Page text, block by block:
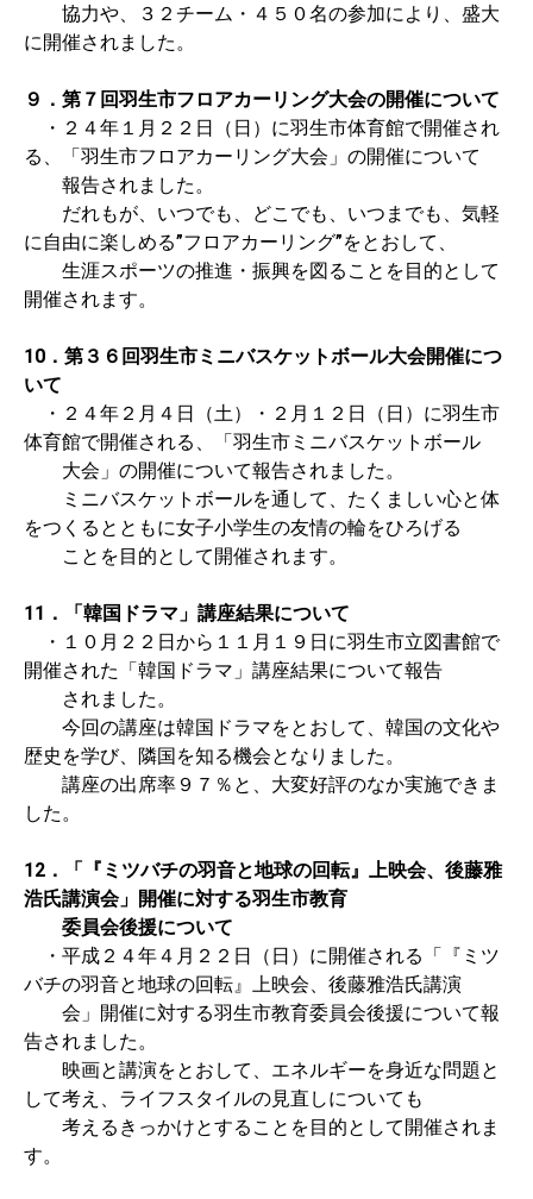
協力や、３２チーム・４５０名の参加により、盛大
に開催されました。
９．第７回羽生市フロアカーリング大会の開催について
・２４年１月２２日（日）に羽生市体育館で開催され
る、「羽生市フロアカーリング大会」の開催について
報告されました。
だれもが、いつでも、どこでも、いつまでも、気軽
に自由に楽しめる”フロアカーリング”をとおして、
生涯スポーツの推進・振興を図ることを目的として
開催されます。
10．第３６回羽生市ミニバスケットボール大会開催につ
いて
・２４年２月４日（土）・２月１２日（日）に羽生市
体育館で開催される、「羽生市ミニバスケットボール
大会」の開催について報告されました。
ミニバスケットボールを通して、たくましい心と体
をつくるとともに女子小学生の友情の輪をひろげる
ことを目的として開催されます。
11．「韓国ドラマ」講座結果について
・１０月２２日から１１月１９日に羽生市立図書館で
開催された「韓国ドラマ」講座結果について報告
されました。
今回の講座は韓国ドラマをとおして、韓国の文化や
歴史を学び、隣国を知る機会となりました。
講座の出席率９７％と、大変好評のなか実施できま
した。
12．「『ミツバチの羽音と地球の回転』上映会、後藤雅
浩氏講演会」開催に対する羽生市教育
委員会後援について
・平成２４年４月２２日（日）に開催される「『ミツ
バチの羽音と地球の回転』上映会、後藤雅浩氏講演
会」開催に対する羽生市教育委員会後援について報
告されました。
映画と講演をとおして、エネルギーを身近な問題と
して考え、ライフスタイルの見直しについても
考えるきっかけとすることを目的として開催されま
す。